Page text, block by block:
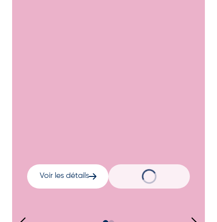
Voir les détails